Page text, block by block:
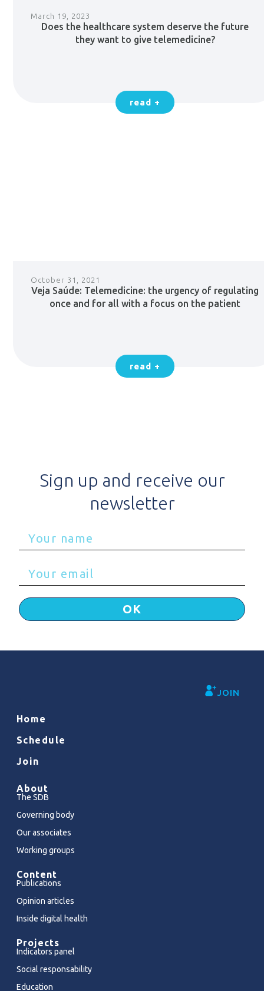
March 19, 2023
Does the healthcare system deserve the future
they want to give telemedicine?
read +
October 31, 2021
Veja Saúde: Telemedicine: the urgency of regulating
once and for all with a focus on the patient
read +
Sign up and receive our
newsletter
OK
JOIN
Home
Schedule
Join
About
The SDB
Governing body
Our associates
Working groups
Content
Publications
Opinion articles
Inside digital health
Projects
Indicators panel
Social responsability
Education